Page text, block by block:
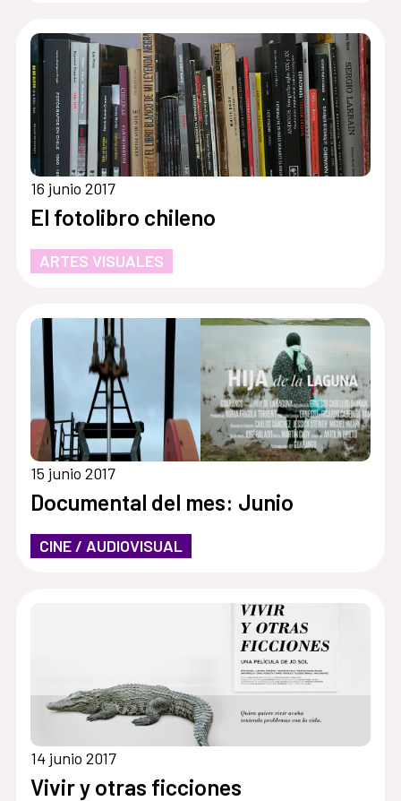
16 junio 2017
El fotolibro chileno
ARTES VISUALES
15 junio 2017
Documental del mes: Junio
CINE / AUDIOVISUAL
14 junio 2017
Vivir y otras ficciones